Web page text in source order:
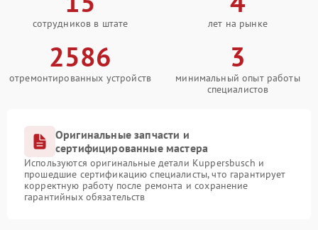
сотрудников в штате лет на рынке
2586
отремонтированных устройств
3
минимальный опыт работы
специалистов
Оригинальные запчасти и
сертифицированные мастера
Используются оригинальные детали Kuppersbusch и
прошедшие сертификацию специалисты, что гарантирует
корректную работу после ремонта и сохранение
гарантийных обязательств